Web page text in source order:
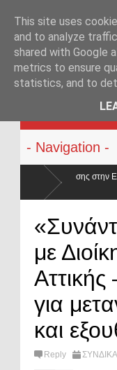
οι δικαιούχοι – Τι
με
για
και
Reply
This site uses
and to analyze
shared with Google
metrics to ensure
statistics, and to